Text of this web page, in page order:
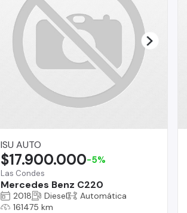
ISU AUTO
Las Condes
Mercedes Benz C220
$17.900.000-5%
2018 Diesel
Automática
161475 km